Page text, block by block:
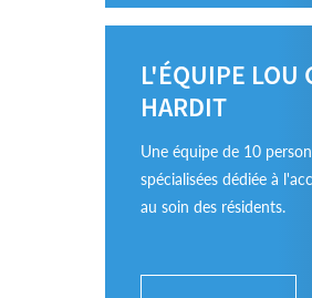
L'ÉQUIPE LOU
HARDIT
Une équipe de 10
spécialisées dédiée à
au soin des résidents.